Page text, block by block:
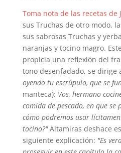
Toma nota de las recetas de
sus Truchas de otro modo,
sus sabrosas Truchas y
naranjas y tocino magro.
propicia una reflexión del
tono desenfadado, se dirige
oyendo tu escrúpulo, que se
manteca): Vos, hermano
comida de pescado, en que
cómo podremos usar
tocino?"Altamiras deshace
siguiente explicación: "Es